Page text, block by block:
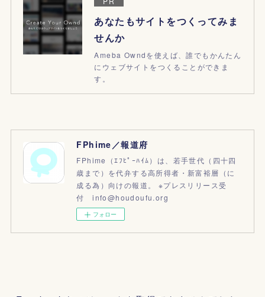
あなたもサイトをつくってみま
せんか
Ameba Owndを使えば、誰でもかんたん
にウェブサイトをつくることができま
す。
FPhime／報道府
FPhime（ｴﾌﾋﾟｰﾊｲﾑ）は、若手世代（四十四
歳まで）を代弁する高所得者・新富裕層（に
成る為）向けの報道。 ※プレスリリース受
付 info@houdoufu.org
フォロー